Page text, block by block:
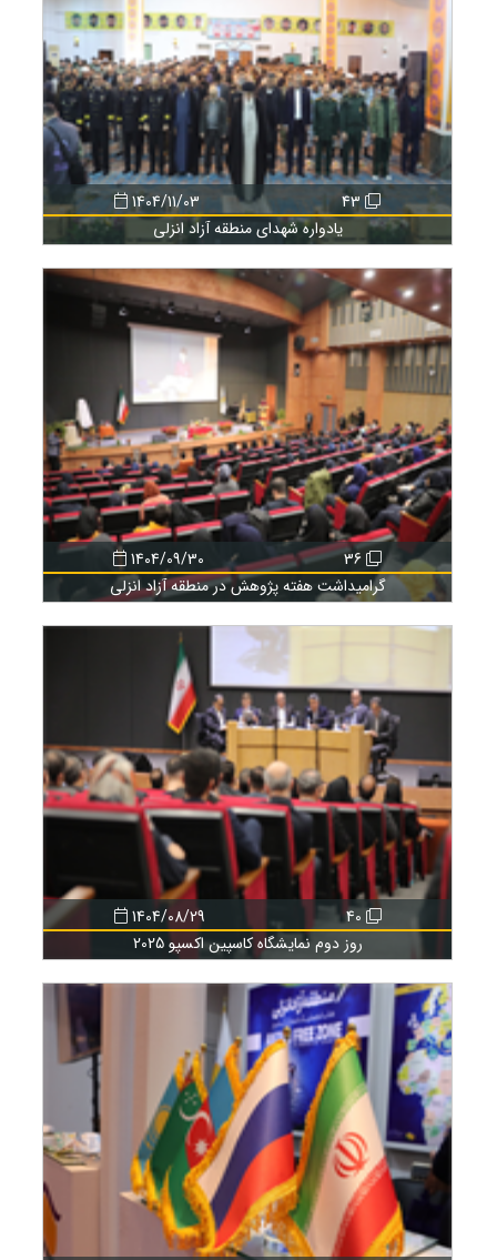
1404/11/03
یادواره شهدای منطقه آزاد انزلی
1404/09/30
گرامیداشت هفته پژوهش در منطقه آزاد انزلی
1404/08/29
روز دوم نمایشگاه کاسپین اکسپو 2025